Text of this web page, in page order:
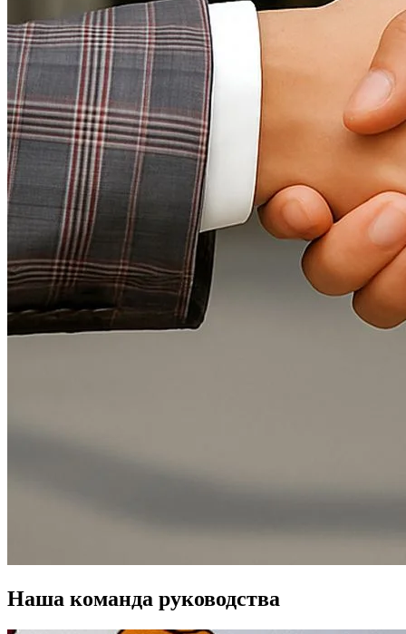
Наша команда руководства